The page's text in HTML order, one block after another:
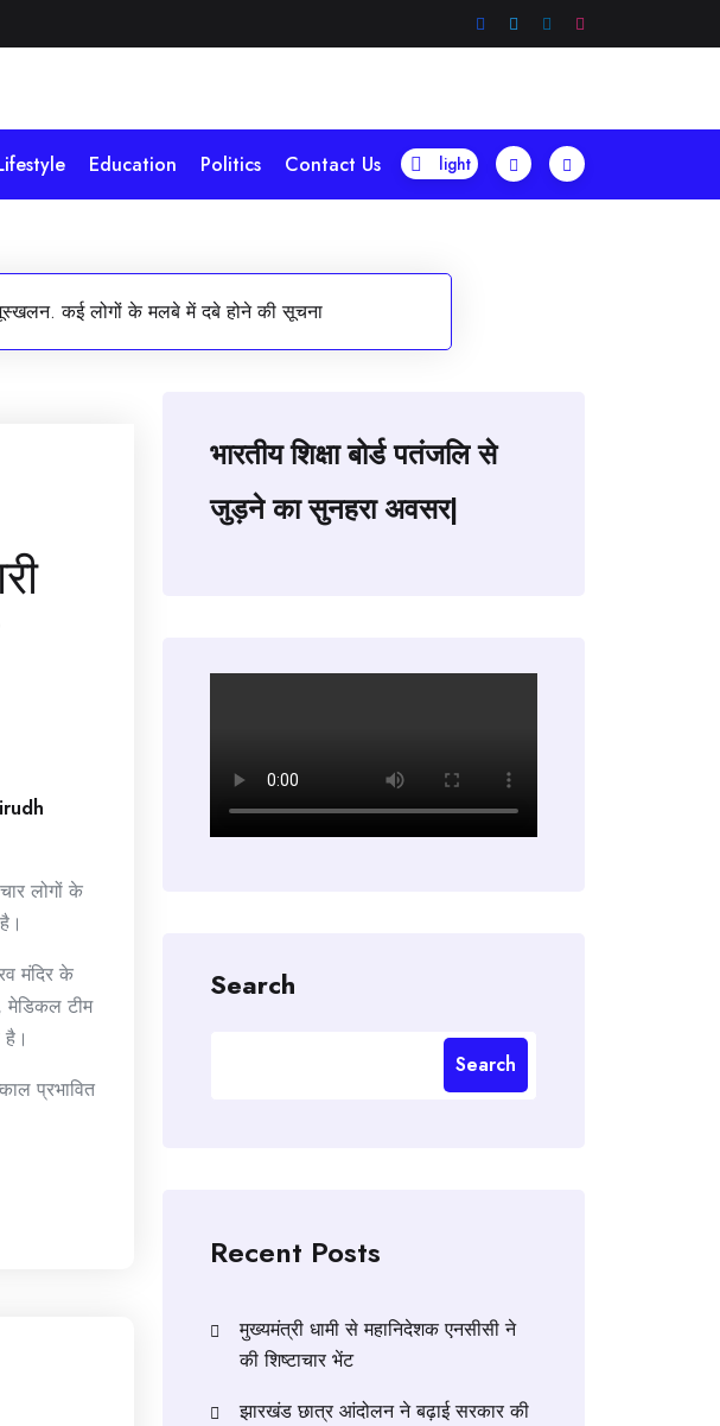
Education Politics Contact Us
भूस्खलन. कई लोगों के मलबे में दबे होने की सूचना
लोगों के
मंदिर के
मेडिकल टीम
प्रभावित
भारतीय शिक्षा बोर्ड पतंजलि से
जुड़ने का सुनहरा अवसर|
Search
Search
Recent Posts
मुख्यमंत्री धामी से महानिदेशक एनसीसी ने
की शिष्टाचार भेंट
झारखंड छात्र आंदोलन ने बढ़ाई सरकार की